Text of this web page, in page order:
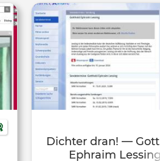
Dichter dran! —
Ephraim Lessing